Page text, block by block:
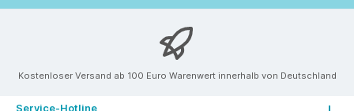
Kostenloser Versand ab 100 Euro Warenwert innerhalb von Deutschland
Service-Hotline